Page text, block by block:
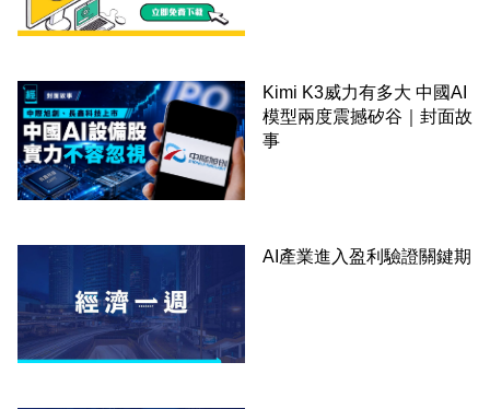
Kimi K3威力有多大 中國AI
模型兩度震撼矽谷｜封面故
事
AI產業進入盈利驗證關鍵期